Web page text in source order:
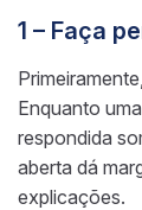
1 – Faça
Enquanto
respondida
aberta dá
explicações.